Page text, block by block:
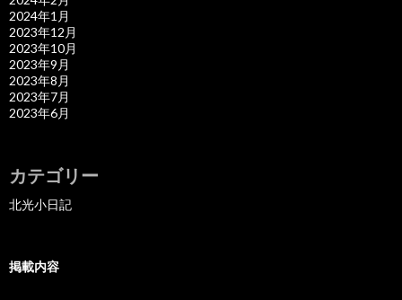
2024年1月
2023年12月
2023年10月
2023年9月
2023年8月
2023年7月
2023年6月
カテゴリー
北光小日記
掲載内容